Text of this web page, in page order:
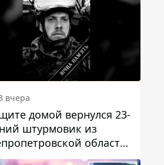
вчера
домой вернулся 23-
штурмовик из
области
Бескровный